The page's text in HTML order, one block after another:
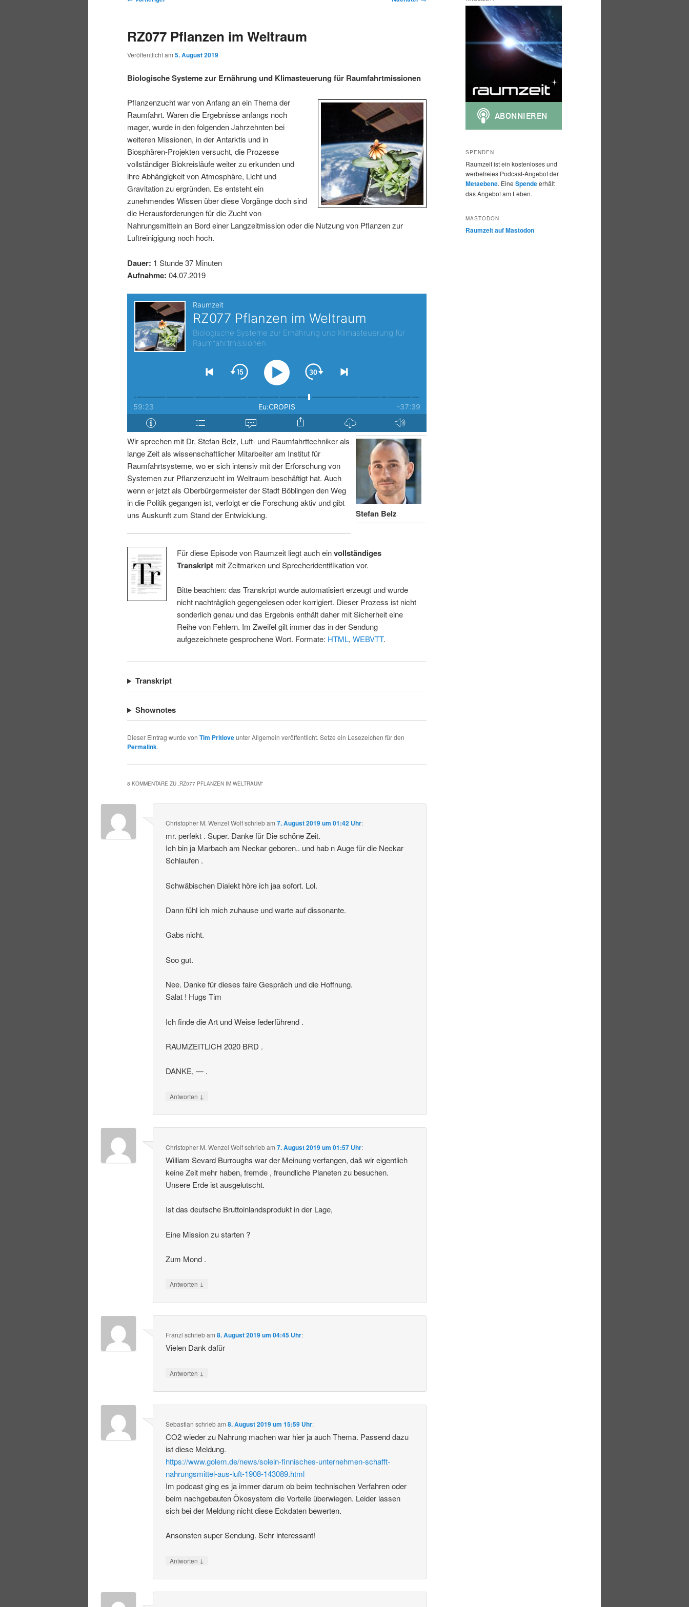
p
m
ä
r
e
n
I
n
h
a
l
s
r
i
n
g
e
n
s
u
n
d
ä
r
e
n
I
n
h
l
s
p
r
i
n
g
e
t
a
s
a
v
i
g
a
t
i
o
n
RZ077 Pflanzen im Weltraum
Veröffentlicht am 5. August 2019
Biologische Systeme zur Ernährung und Klimasteuerung für Raumfahrtmissionen
Pflanzenzucht war von Anfang an ein Thema der
Raumfahrt. Waren die Ergebnisse anfangs noch
mager, wurde in den folgenden Jahrzehnten bei
weiteren Missionen, in der Antarktis und in
Biosphären-Projekten versucht, die Prozesse
vollständiger Biokreisläufe weiter zu erkunden und
ihre Abhängigkeit von Atmosphäre, Licht und
Gravitation zu ergründen. Es entsteht ein
zunehmendes Wissen über diese Vorgänge doch sind
die Herausforderungen für die Zucht von
Nahrungsmitteln an Bord einer Langzeitmission oder die Nutzung von Pflanzen zur
Luftreinigigung noch hoch.
Dauer: 1 Stunde 37 Minuten
Aufnahme: 04.07.2019
Stefan Belz
Wir sprechen mit Dr. Stefan Belz, Luft- und Raumfahrttechniker als
lange Zeit als wissenschaftlicher Mitarbeiter am Institut für
Raumfahrtsysteme, wo er sich intensiv mit der Erforschung von
Systemen zur Pflanzenzucht im Weltraum beschäftigt hat. Auch
wenn er jetzt als Oberbürgermeister der Stadt Böblingen den Weg
in die Politik gegangen ist, verfolgt er die Forschung aktiv und gibt
uns Auskunft zum Stand der Entwicklung.
Für diese Episode von Raumzeit liegt auch einvollständiges
Transkriptmit Zeitmarken und Sprecheridentifikation vor.
Bitte beachten: das Transkript wurde automatisiert erzeugt und wurde
nicht nachträglich gegengelesen oder korrigiert. Dieser Prozess ist nicht
sonderlich genau und das Ergebnis enthält daher mit Sicherheit eine
Reihe von Fehlern. Im Zweifel gilt immer das in der Sendung
aufgezeichnete gesprochene Wort. Formate: HTML, WEBVTT.
Transkript
Shownotes
Dieser Eintrag wurde von Tim Pritloveunter Allgemein veröffentlicht. Setze ein Lesezeichen für den
Permalink.
8 KOMMENTARE ZU „RZ077 PFLANZEN IM WELTRAUM“
Christopher M. Wenzel Wolfschriebam7. August 2019 um 01:42 Uhr:
mr. perfekt . Super. Danke für Die schöne Zeit.
Ich bin ja Marbach am Neckar geboren.. und hab n Auge für die Neckar
Schlaufen .
Schwäbischen Dialekt höre ich jaa sofort. Lol.
Dann fühl ich mich zuhause und warte auf dissonante.
Gabs nicht.
Soo gut.
Nee. Danke für dieses faire Gespräch und die Hoffnung.
Salat ! Hugs Tim
Ich finde die Art und Weise federführend .
RAUMZEITLICH 2020 BRD .
DANKE, — .
Antworten ↓
Christopher M. Wenzel Wolfschriebam7. August 2019 um 01:57 Uhr:
William Sevard Burroughs war der Meinung verfangen, daš wir eigentlich
keine Zeit mehr haben, fremde , freundliche Planeten zu besuchen.
Unsere Erde ist ausgelutscht.
Ist das deutsche Bruttoinlandsprodukt in der Lage,
Eine Mission zu starten ?
Zum Mond .
Antworten ↓
Franzl schriebam8. August 2019 um 04:45 Uhr:
Vielen Dank dafür
Antworten ↓
Sebastian schriebam8. August 2019 um 15:59 Uhr:
CO2 wieder zu Nahrung machen war hier ja auch Thema. Passend dazu
ist diese Meldung.
https://www.golem.de/news/solein-finnisches-unternehmen-schafft-
nahrungsmittel-aus-luft-1908-143089.html
Im podcast ging es ja immer darum ob beim technischen Verfahren oder
beim nachgebauten Ökosystem die Vorteile überwiegen. Leider lassen
sich bei der Meldung nicht diese Eckdaten bewerten.
Ansonsten super Sendung. Sehr interessant!
Antworten ↓
SPENDEN
Raumzeit ist ein kostenloses und
werbefreies Podcast-Angebot der
Metaebene. Eine Spendeerhält
das Angebot am Leben.
MASTODON
Raumzeit auf Mastodon